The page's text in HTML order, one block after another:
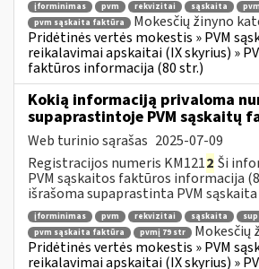
įforminimas pvm rekvizitai sąskaita
pvm sąskaita faktūra
Mokesčių žinyno
Pridėtinės vertės mokestis » PVM
reikalavimai apskaitai (IX skyrius) »
faktūros informacija (80 str.)
Kokią informaciją privaloma
supaprastintoje PVM sąskaitų
Web turinio sąrašas 2025-07-09
Registracijos numeris KM1212 Ši
PVM sąskaitos faktūros informacija
išrašoma supaprastinta PVM
įforminimas pvm rekvizitai sąskaita
pvm sąskaita faktūra
pvmį 79 str
Mokesčių
Pridėtinės vertės mokestis » PVM
reikalavimai apskaitai (IX skyrius) »